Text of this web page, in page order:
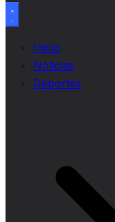
Inicio
Noticias
Deportes